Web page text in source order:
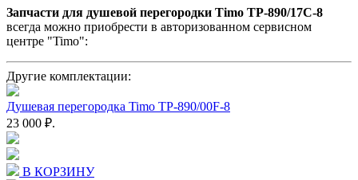
Запчасти для душевой перегородки Timo TP-890/17C-8
всегда можно приобрести в авторизованном сервисном
центре "Timo":
Другие комплектации:
Душевая перегородка Timo TP-890/00F-8
23 000 ₽.
В КОРЗИНУ